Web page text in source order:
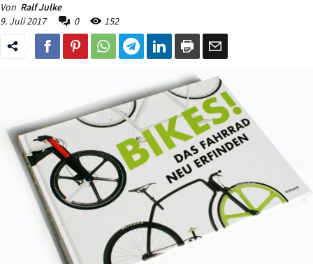
Von Ralf Julke
9. Juli 2017
0 152